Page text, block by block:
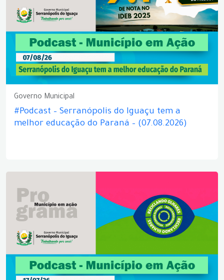
Governo Municipal
#Podcast – Serranópolis do Iguaçu tem a
melhor educação do Paraná – (07.08.2026)